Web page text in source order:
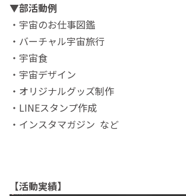
▼部活動例
・宇宙のお仕事図鑑
・バーチャル宇宙旅行
・宇宙食
・宇宙デザイン
・オリジナルグッズ制作
・LINEスタンプ作成
・インスタマガジン など
【活動実績】